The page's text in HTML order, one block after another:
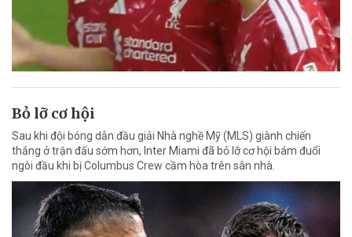
Bỏ lỡ cơ hội
Sau khi đội bóng dẫn đầu giải Nhà nghề Mỹ (MLS) giành chiến
thắng ở trận đấu sớm hơn, Inter Miami đã bỏ lỡ cơ hội bám đuổi
ngôi đầu khi bị Columbus Crew cầm hòa trên sân nhà.